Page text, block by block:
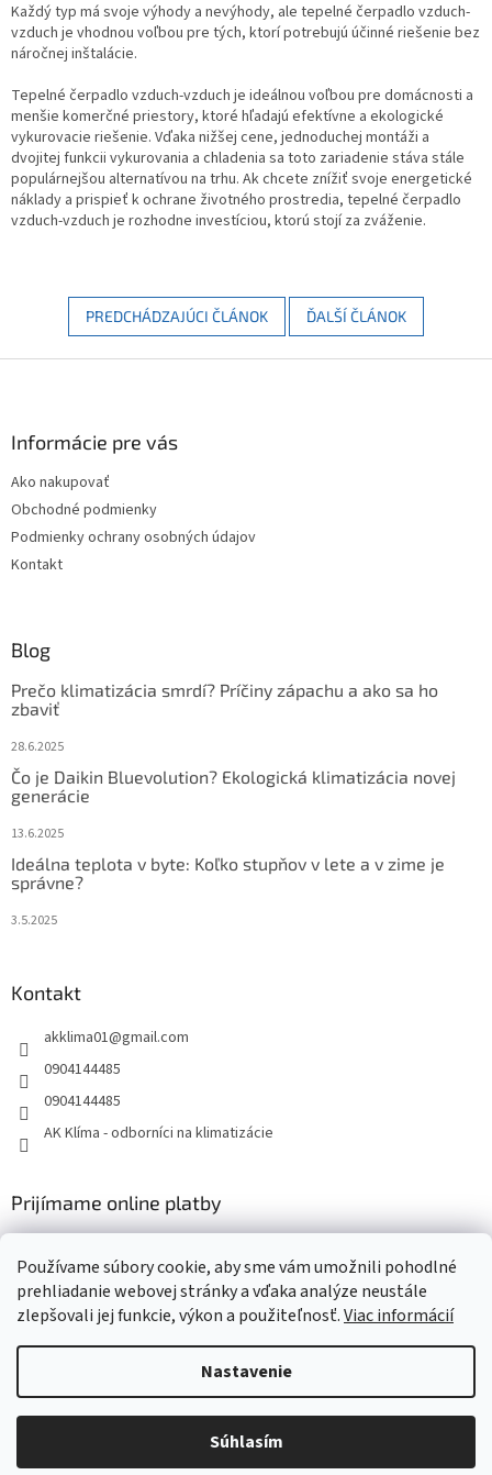
Používame súbory cookie, aby sme vám umožnili pohodlné
prehliadanie webovej stránky a vďaka analýze neustále
zlepšovali jej funkcie, výkon a použiteľnosť.Viac informácií
Nastavenie
Súhlasím
Každý typ má svoje výhody a nevýhody, ale tepelné čerpadlo vzduch-
vzduch je vhodnou voľbou pre tých, ktorí potrebujú účinné riešenie bez
náročnej inštalácie.
Tepelné čerpadlo vzduch-vzduch je ideálnou voľbou pre domácnosti a
menšie komerčné priestory, ktoré hľadajú efektívne a ekologické
vykurovacie riešenie. Vďaka nižšej cene, jednoduchej montáži a
dvojitej funkcii vykurovania a chladenia sa toto zariadenie stáva stále
populárnejšou alternatívou na trhu. Ak chcete znížiť svoje energetické
náklady a prispieť k ochrane životného prostredia, tepelné čerpadlo
vzduch-vzduch je rozhodne investíciou, ktorú stojí za zváženie.
PREDCHÁDZAJÚCI ČLÁNOK ĎALŠÍ ČLÁNOK
Informácie pre vás
Ako nakupovať
Obchodné podmienky
Podmienky ochrany osobných údajov
Kontakt
Blog
Prečo klimatizácia smrdí? Príčiny zápachu a ako sa ho
zbaviť
28.6.2025
Čo je Daikin Bluevolution? Ekologická klimatizácia novej
generácie
13.6.2025
Ideálna teplota v byte: Koľko stupňov v lete a v zime je
správne?
3.5.2025
Kontakt
akklima01@gmail.com
0904144485
0904144485
AK Klíma - odborníci na klimatizácie
Prijímame online platby
Copyright 2026AK Klima - klimatizácie, tepelné čerpadlá,
vzduchotechnika Daikin. Všetky práva vyhradené.